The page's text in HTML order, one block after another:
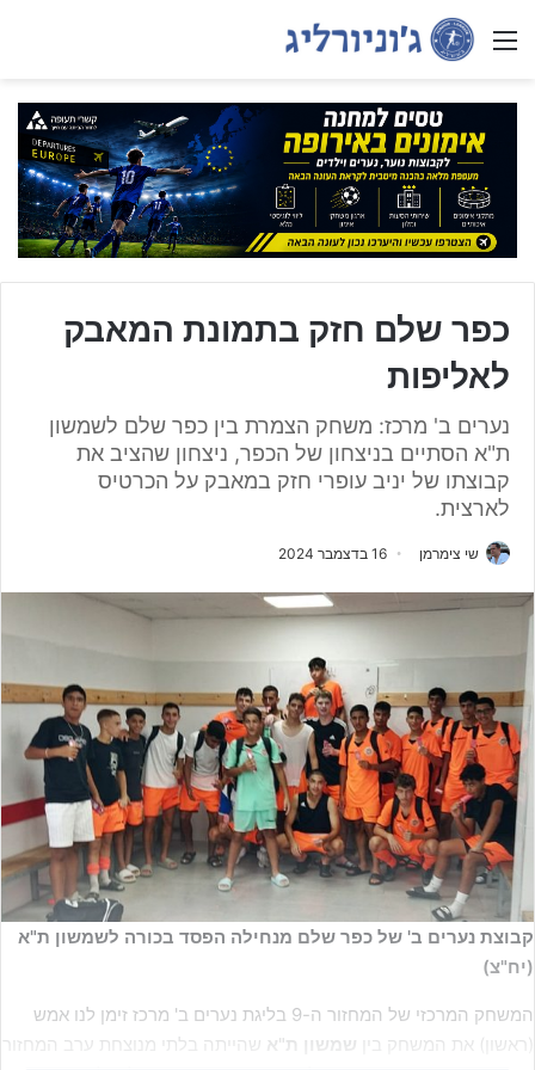
Menu
כפר שלם חזק בתמונת המאבק
לאליפות
נערים ב' מרכז: משחק הצמרת בין כפר שלם לשמשון
ת"א הסתיים בניצחון של הכפר, ניצחון שהציב את
קבוצתו של יניב עופרי חזק במאבק על הכרטיס
לארצית.
שי צימרמן 16 בדצמבר 2024
קבוצת נערים ב' של כפר שלם מנחילה הפסד בכורה לשמשון ת"א
(יח"צ)
המשחק המרכזי של המחזור ה-9 בליגת נערים ב' מרכז זימן לנו אמש
(ראשון) את המשחק בין שמשון ת"א שהייתה בלתי מנוצחת ערב המחזור